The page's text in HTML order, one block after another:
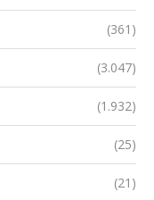
(361)
(3.047)
(1.932)
(25)
(21)